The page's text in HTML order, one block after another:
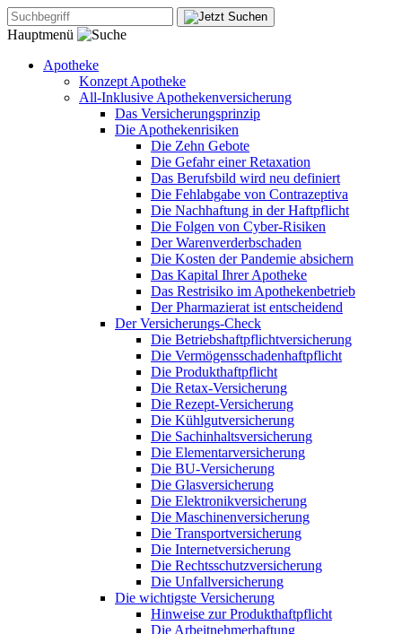
Hauptmenü
Apotheke
Konzept Apotheke
All-Inklusive Apothekenversicherung
Das Versicherungsprinzip
Die Apothekenrisiken
Die Zehn Gebote
Die Gefahr einer Retaxation
Das Berufsbild wird neu definiert
Die Fehlabgabe von Contrazeptiva
Die Nachhaftung in der Haftpflicht
Die Folgen von Cyber-Risiken
Der Warenverderbschaden
Die Kosten der Pandemie absichern
Das Kapital Ihrer Apotheke
Das Restrisiko im Apothekenbetrieb
Der Pharmazierat ist entscheidend
Der Versicherungs-Check
Die Betriebshaftpflichtversicherung
Die Vermögensschadenhaftpflicht
Die Produkthaftpflicht
Die Retax-Versicherung
Die Rezept-Versicherung
Die Kühlgutversicherung
Die Sachinhaltsversicherung
Die Elementarversicherung
Die BU-Versicherung
Die Glasversicherung
Die Elektronikversicherung
Die Maschinenversicherung
Die Transportversicherung
Die Internetversicherung
Die Rechtsschutzversicherung
Die Unfallversicherung
Die wichtigste Versicherung
Hinweise zur Produkthaftpflicht
Die Arbeitnehmerhaftung